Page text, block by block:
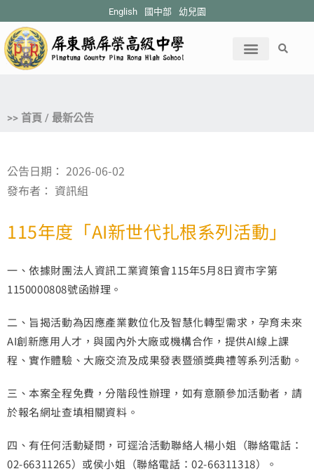
English 國中部 幼兒園
>> 首頁 / 最新公告
公告日期： 2026-06-02
發布者： 資訊組
115年度「AI新世代扎根系列活動」
一、依據財團法人資訊工業資策會115年5月8日資市字第
1150000808號函辦理。
二、旨揭活動為因應產業數位化及智慧化轉型需求，孕育未來
AI創新應用人才，與國內外大廠或機構合作，提供AI線上課
程、實作體驗、大廠交流及成果發表暨頒獎典禮等系列活動。
三、本案全程免費，分階段性辦理，如有意願參加活動者，請
於報名網址查填相關資料。
四、有任何活動疑問，可逕洽活動聯絡人楊小姐（聯絡電話：
02-66311265）或侯小姐（聯絡電話：02-66311318）。